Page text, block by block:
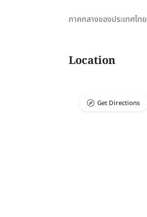
ภาคกลางของประเทศไทย
Location
Get Directions